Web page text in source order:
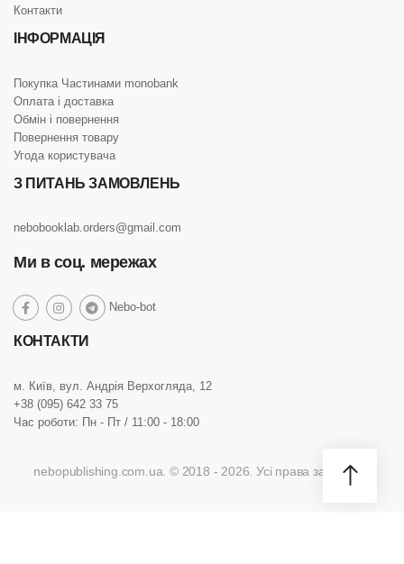
Контакти
ІНФОРМАЦІЯ
Покупка Частинами monobank
Оплата і доставка
Обмін і повернення
Повернення товару
Угода користувача
З ПИТАНЬ ЗАМОВЛЕНЬ
nebobooklab.orders@gmail.com
Ми в соц. мережах
social social socialNebo-botsocial
КОНТАКТИ
м. Київ, вул. Андрія Верхогляда, 12
+38 (095) 642 33 75
Час роботи: Пн - Пт / 11:00 - 18:00
nebopublishing.com.ua. © 2018 - 2026. Усі права захищено